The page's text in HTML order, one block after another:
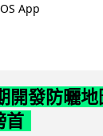
App
開發防曬
首